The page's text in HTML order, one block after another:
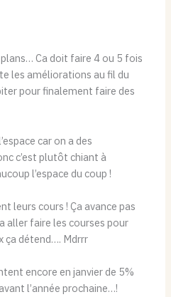
Ca doit faire 4 ou 5 fois
les améliorations au fil du
pour finalement faire des
car on a des
c’est plutôt chiant à
l’espace du coup !
leurs cours ! Ça avance pas
aller faire les courses pour
ça détend…. Mdrrr
encore en janvier de 5%
l’année prochaine…!